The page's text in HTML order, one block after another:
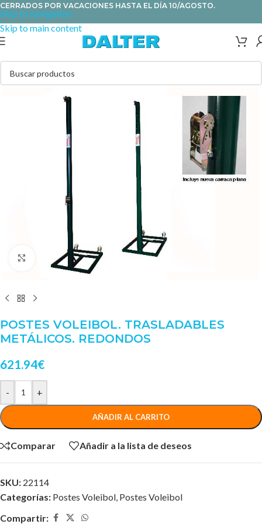
Skip to navigation
Skip to main content
CERRADOS POR VACACIONES HASTA EL DÍA 10/AGOSTO.
Clic para ampliar
POSTES VOLEIBOL. TRASLADABLES
METÁLICOS. REDONDOS
621.94€
- +
AÑADIR AL CARRITO
Comparar Añadir a la lista de deseos
SKU: 22114
Categorías: Postes Voleibol Postes Voleibol
Compartir: